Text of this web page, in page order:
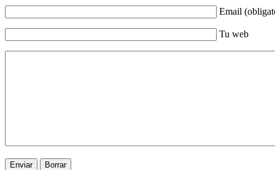
Email
Tu web